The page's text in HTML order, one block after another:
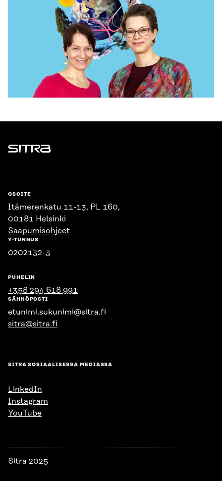
Sitra
OSOITE
Itämerenkatu 11-13, PL 160,
00181 Helsinki
Saapumisohjeet
Y-TUNNUS
0202132-3
PUHELIN
+358 294 618 991
SÄHKÖPOSTI
etunimi.sukunimi@sitra.fi
sitra@sitra.fi
SITRA SOSIAALISESSA MEDIASSA
LinkedIn
Instagram
YouTube
Sitra 2025